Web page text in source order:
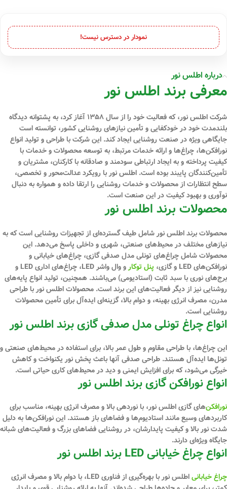
نمودار در دسترس نیست!
درباره اطلس نور
معرفی برند اطلس نور
شرکت اطلس نور، که فعالیت خود را از سال ۱۳۵۸ آغاز کرد، به پشتوانه دیدگاه
بلندمدت خود در خودکفایی و تأمین نیازهای روشنایی کشور، توانسته است
جایگاهی ویژه در صنعت روشنایی ایجاد کند. این شرکت با طراحی و تولید انواع
نورافکن‌ها، چراغ‌ها و ارائه خدمات مرتبط، به توسعه محصولات و خدمات با
کیفیت پرداخته و به ایجاد ارتباطی سودمند و صادقانه با کارکنان، مشتریان و
تأمین‌کنندگان پایبند بوده است. اطلس نور با رویکرد عدالت‌محور و تخصصی،
سطح انتظارات از محصولات و خدمات روشنایی را ارتقا داده و همواره به دنبال
نوآوری و بهبود کیفیت در این صنعت است.
محصولات برند اطلس نور
محصولات برند اطلس نور شامل طیف گسترده‌ای از تجهیزات روشنایی است که به
نیازهای مختلف در محیط‌های صنعتی، شهری و داخلی پاسخ می‌دهد. این
محصولات شامل چراغ‌های تونلی مدل صدفی گازی، چراغ‌های خیابانی و
نورافکن‌های LED و گازی،
پنل توکار
و وال واشر LED، چراغ‌های اداری LED و
برج‌های نوری با سبد ثابت (استادیومی) می‌باشند. همچنین، تولید انواع پایه‌های
روشنایی نیز از دیگر فعالیت‌های این برند است. محصولات اطلس نور با طراحی
مدرن، مصرف انرژی بهینه، و دوام بالا، گزینه‌ای ایده‌آل برای تأمین محصولات
روشنایی است.
انواع چراغ تونلی مدل صدفی گازی برند اطلس نور
این چراغ‌ها، با طراحی مقاوم و طول عمر بالا، برای استفاده در محیط‌های صنعتی و
تونل‌ها ایده‌آل هستند. طراحی صدفی آنها باعث پخش نور یکنواخت و کاهش
خیرگی می‌شود، که برای افزایش ایمنی و دید در محیط‌های کاری حیاتی است.
انواع نورافکن گازی برند اطلس نور
نورافکن‌های گازی اطلس نور، با نوردهی بالا و مصرف انرژی بهینه، مناسب برای
کاربردهای وسیع مانند استادیوم‌ها و فضاهای باز هستند. این نورافکن‌ها به دلیل
شدت نور بالا و کیفیت پایدارشان، در روشنایی فضاهای بزرگ و فعالیت‌های شبانه
جایگاه ویژه‌ای دارند.
انواع چراغ خیابانی LED برند اطلس نور
چراغ‌ خیابانی
اطلس نور با بهره‌گیری از فناوری LED، با دوام بالا و مصرف انرژی